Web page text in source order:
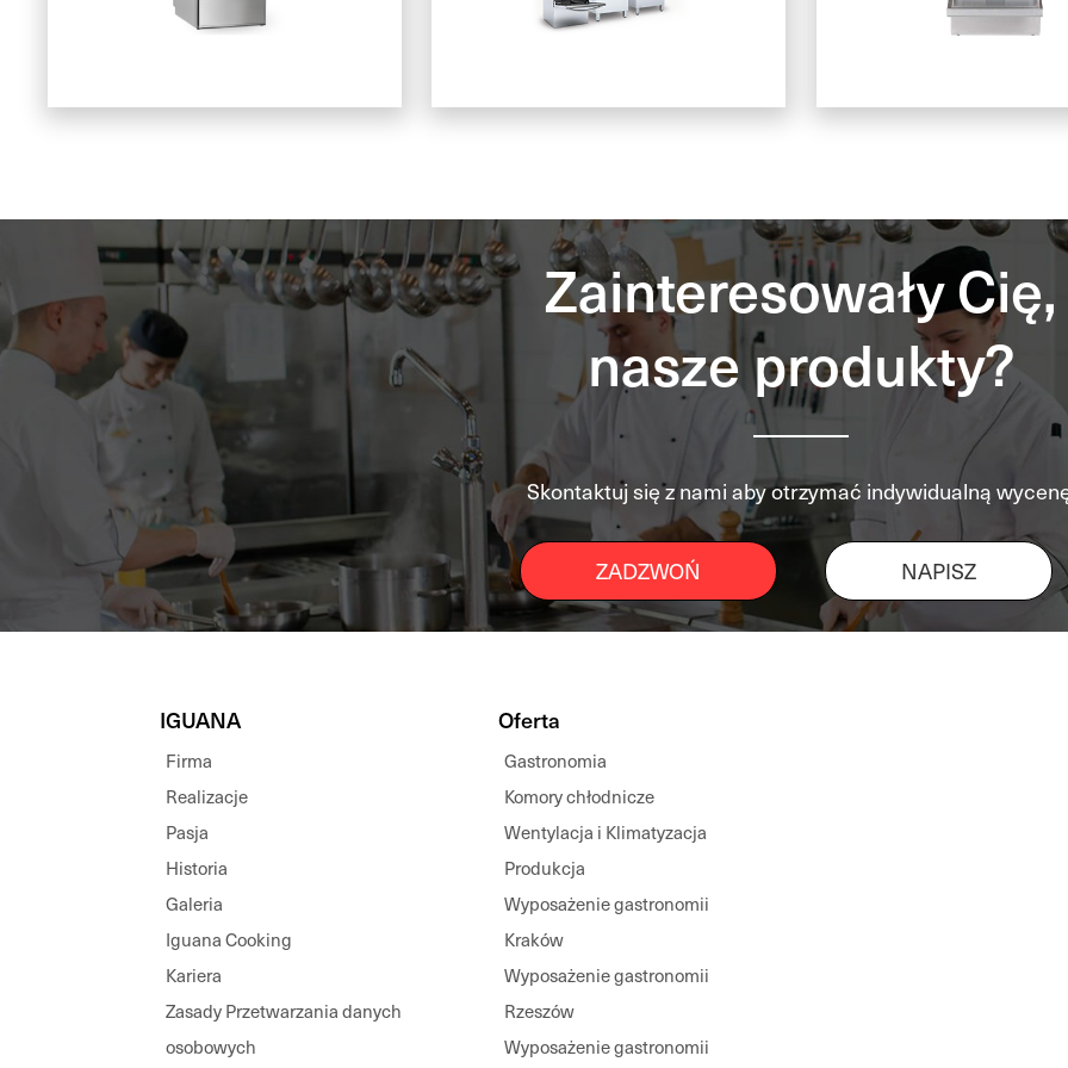
Zainteresowały Cię,
nasze produkty?
Skontaktuj się z nami aby otrzymać indywidualną
ZADZWOŃ NAPISZ
IGUANA
Firma
Realizacje
Pasja
Historia
Galeria
Iguana Cooking
Kariera
Zasady Przetwarzania danych
osobowych
Oferta
Gastronomia
Komory chłodnicze
Wentylacja i Klimatyzacja
Produkcja
Wyposażenie gastronomii
Kraków
Wyposażenie gastronomii
Rzeszów
Wyposażenie gastronomii